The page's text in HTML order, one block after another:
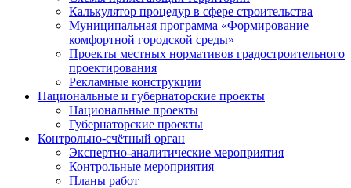
Калькулятор процедур в сфере строительства
Муниципальная программа «Формирование
комфортной городской среды»
Проекты местных нормативов градостроительного
проектирования
Рекламные конструкции
Национальные и губернаторские проекты
Национальные проекты
Губернаторские проекты
Контрольно-счётный орган
Экспертно-аналитические мероприятия
Контрольные мероприятия
Планы работ